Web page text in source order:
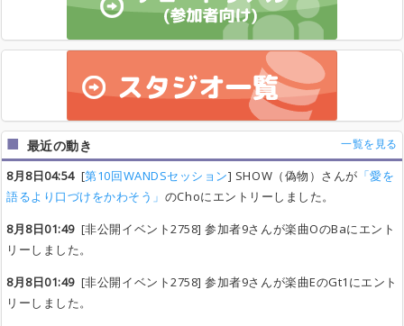
最近の動き 一覧を見る
8月8日04:54[第10回WANDSセッション] SHOW（偽物）さんが 「愛を
語るより口づけをかわそう」 のChoにエントリーしました。
8月8日01:49[非公開イベント2758] 参加者9さんが楽曲OのBaにエント
リーしました。
8月8日01:49[非公開イベント2758] 参加者9さんが楽曲EのGt1にエント
リーしました。